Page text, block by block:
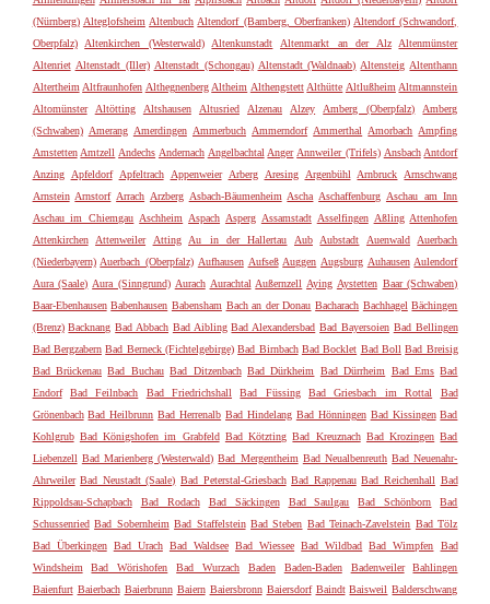
(Nürnberg) Alteglofsheim Altenbuch Altendorf (Bamberg, Oberfranken) Altendorf (Schwandorf,
Oberpfalz)
Altenkirchen (Westerwald) Altenkunstadt Altenmarkt an der Alz
Altenmünster
Altenriet Altenstadt (Iller) Altenstadt (Schongau) Altenstadt (Waldnaab) Altensteig Altenthann
Altertheim Altfraunhofen Althegnenberg Altheim Althengstett Althütte Altlußheim Altmannstein
Altomünster
Altötting Altshausen Altusried Alzenau Alzey Amberg (Oberpfalz)
Amberg
(Schwaben) Amerang Amerdingen Ammerbuch Ammerndorf Ammerthal Amorbach Ampfing
Amstetten Amtzell Andechs Andernach Angelbachtal Anger Annweiler (Trifels) Ansbach Antdorf
Anzing
Apfeldorf Apfeltrach Appenweier Arberg Aresing Argenbühl Arnbruck
Arnschwang
Arnstein Arnstorf Arrach Arzberg Asbach-Bäumenheim Ascha Aschaffenburg Aschau am Inn
Aschau im Chiemgau Aschheim Aspach Asperg Assamstadt Asselfingen Aßling Attenhofen
Attenkirchen
Attenweiler Atting Au in der Hallertau Aub Aubstadt Auenwald
Auerbach
(Niederbayern) Auerbach (Oberpfalz) Aufhausen Aufseß Auggen Augsburg Auhausen Aulendorf
Aura (Saale) Aura (Sinngrund) Aurach Aurachtal Außernzell Aying Aystetten Baar (Schwaben)
Baar-Ebenhausen Babenhausen Babensham Bach an der Donau Bacharach Bachhagel Bächingen
(Brenz) Backnang Bad Abbach Bad Aibling Bad Alexandersbad Bad Bayersoien Bad Bellingen
Bad Bergzabern Bad Berneck (Fichtelgebirge) Bad Birnbach Bad Bocklet Bad Boll Bad Breisig
Bad Brückenau Bad Buchau Bad Ditzenbach Bad Dürkheim Bad Dürrheim Bad Ems Bad
Endorf
Bad Feilnbach Bad Friedrichshall Bad Füssing Bad Griesbach im Rottal
Bad
Grönenbach Bad Heilbrunn Bad Herrenalb Bad Hindelang Bad Hönningen Bad Kissingen Bad
Kohlgrub Bad Königshofen im Grabfeld Bad Kötzting Bad Kreuznach Bad Krozingen Bad
Liebenzell Bad Marienberg (Westerwald) Bad Mergentheim Bad Neualbenreuth Bad Neuenahr-
Ahrweiler Bad Neustadt (Saale) Bad Peterstal-Griesbach Bad Rappenau Bad Reichenhall Bad
Rippoldsau-Schapbach
Bad Rodach Bad Säckingen Bad Saulgau Bad Schönborn
Bad
Schussenried Bad Sobernheim Bad Staffelstein Bad Steben Bad Teinach-Zavelstein Bad Tölz
Bad Überkingen Bad Urach Bad Waldsee Bad Wiessee Bad Wildbad Bad Wimpfen
Bad
Windsheim
Bad Wörishofen Bad Wurzach Baden Baden-Baden Badenweiler
Bahlingen
Baienfurt Baierbach Baierbrunn Baiern Baiersbronn Baiersdorf Baindt Baisweil Balderschwang